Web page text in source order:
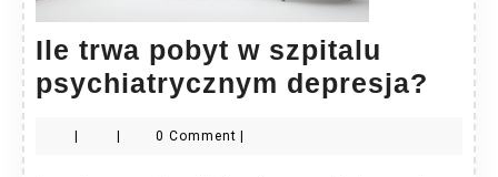
Ile trwa pobyt w szpitalu
psychiatrycznym depresja?
trwa
0 Comment